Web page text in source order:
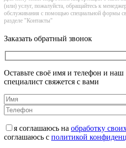
(или) услуг, пожалуйста, обращайтесь к
обслуживания с помощью специальной формы
разделе "Контакты"
Заказать обратный звонок
Оставьте своё имя и телефон и наш
специалист свяжется с вами
я соглашаюсь на обработку
соглашаюсь с политикой